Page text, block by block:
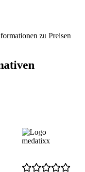
zu Preisen
medatixx